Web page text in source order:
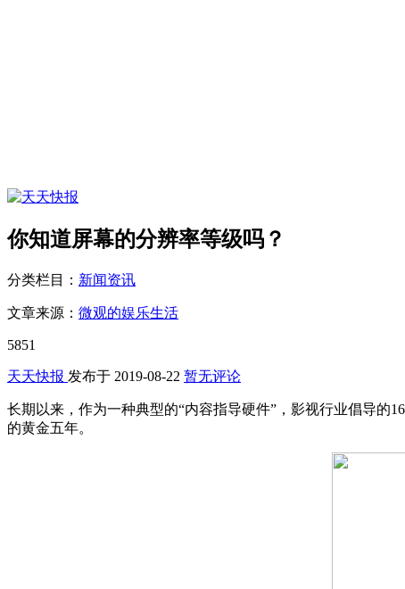
你知道屏幕的分辨率等级吗？
分类栏目： 新闻资讯
文章来源： 微观的娱乐生活
5851
天天快报 发布于 2019-08-22 暂无评论
长期以来，作为一种典型的“内容指导硬件”，影视行业倡导的
的黄金五年。